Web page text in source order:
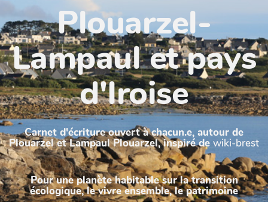
Plouarzel-
Lampaul et pays
d'Iroise
Carnet d'écriture ouvert à chacun.e, autour de
Plouarzel et Lampaul Plouarzel, inspiré de wiki-brest
Pour une planète habitable sur la transition
écologique, le vivre ensemble, le patrimoine